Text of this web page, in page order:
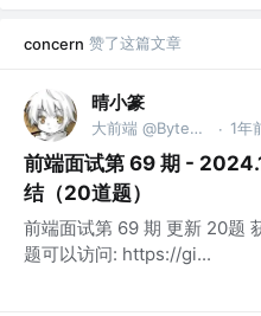
concern 赞了这篇文章
晴小篆
大前端 @ByteDance · 1年
前端面试第 69 期 -
结（20道题）
前端面试第 69 期 更新 20题
题可以访问: https://gi...